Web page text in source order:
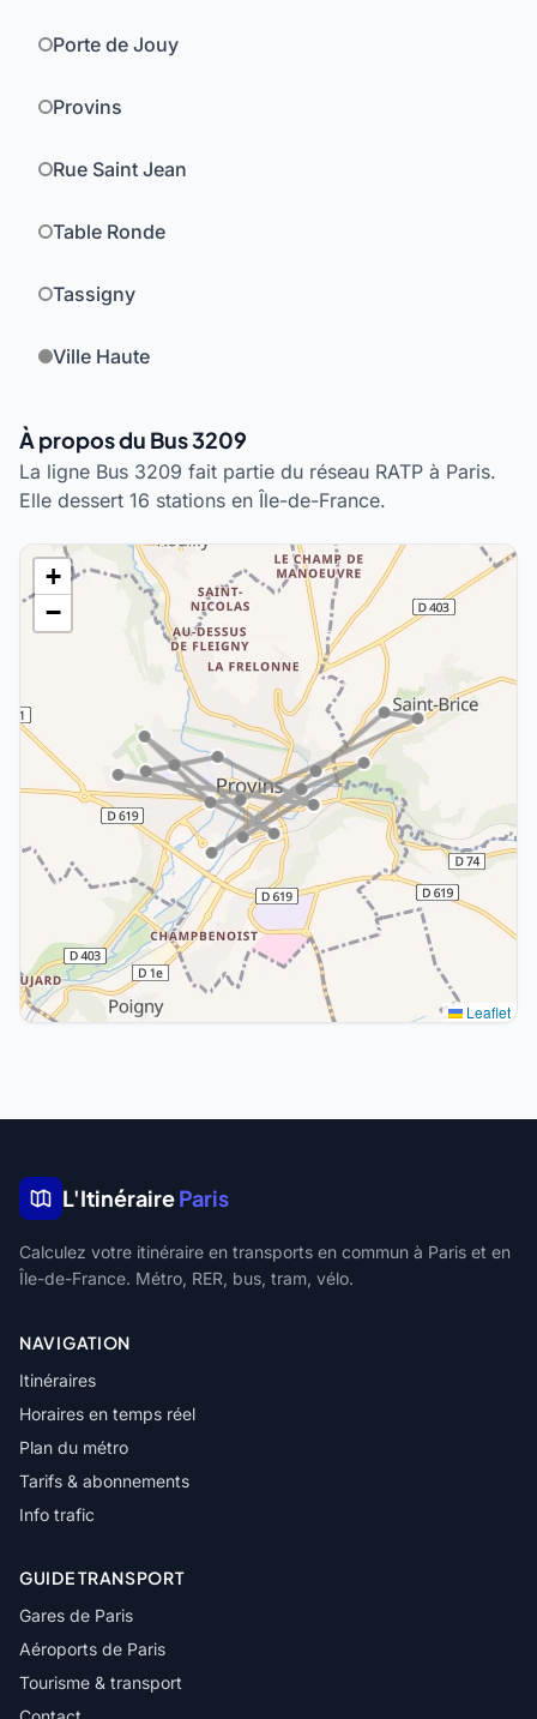
Porte de Jouy
Provins
Rue Saint Jean
Table Ronde
Tassigny
Ville Haute
À propos du Bus 3209
La ligne Bus 3209 fait partie du réseau RATP à Paris.
Elle dessert 16 stations en Île-de-France.
+
−
Leaflet
L'ItinéraireParis
Calculez votre itinéraire en transports en commun à Paris et en
Île-de-France. Métro, RER, bus, tram, vélo.
NAVIGATION
Itinéraires
Horaires en temps réel
Plan du métro
Tarifs & abonnements
Info trafic
GUIDE TRANSPORT
Gares de Paris
Aéroports de Paris
Tourisme & transport